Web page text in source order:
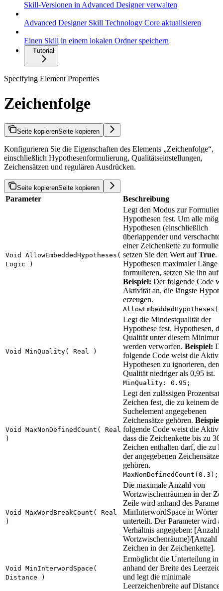
Skill-Versionen in Advanced Designer verwalten
Advanced Designer Skill Technology Core aktualisieren
Einen Skill in einem lokalen Ordner speichern
Tutorial
Specifying Element Properties
Zeichenfolge
Seite kopierenSeite kopieren
Konfigurieren Sie die Eigenschaften des Elements „Zeichenfolge“,
einschließlich Hypothesenformulierung, Qualitätseinstellungen,
Zeichensätzen und regulären Ausdrücken.
Seite kopierenSeite kopieren
Parameter Beschreibung
Void AllowEmbeddedHypotheses(
Logic )
Legt den Modus zur
Hypothesen fest. Um alle
Hypothesen (einschließlich
überlappender und
einer Zeichenkette zu
setzen Sie den Wert aufTrue.
Hypothesen maximaler Länge
formulieren, setzen Sie ihn auf
Beispiel: Der folgende Code
Aktivität an, die längste
erzeugen.
Void MinQuality( Real )
Legt die Mindestqualität der
Hypothese fest. Hypothesen,
Qualität unter diesem
werden verworfen. Beispiel:
folgende Code weist die
Hypothesen zu ignorieren,
Qualität niedriger als 0,95 ist.
MinQuality: 0.95;
Void MaxNonDefinedCount( Real
)
Legt den zulässigen
Zeichen fest, die zu keinem der
Suchelement angegebenen
Zeichensätze gehören. Beispiel:
folgende Code weist die
dass die Zeichenkette bis zu 30
Zeichen enthalten darf, die zu
der angegebenen Zeichensätze
gehören.
MaxNonDefinedCount(0.3);
Void MaxWordBreakCount( Real
)
Die maximale Anzahl von
Wortzwischenräumen in der
Zeile wird anhand des
MinInterwordSpace in Wörter
unterteilt. Der Parameter wird
Verhältnis angegeben: [Anzahl
Wortzwischenräume]/[Anzahl
Zeichen in der Zeichenkette].
Void MinInterwordSpace(
Distance )
Ermöglicht die Unterteilung in
anhand der Breite des
und legt die minimale
Leerzeichenbreite auf Distance